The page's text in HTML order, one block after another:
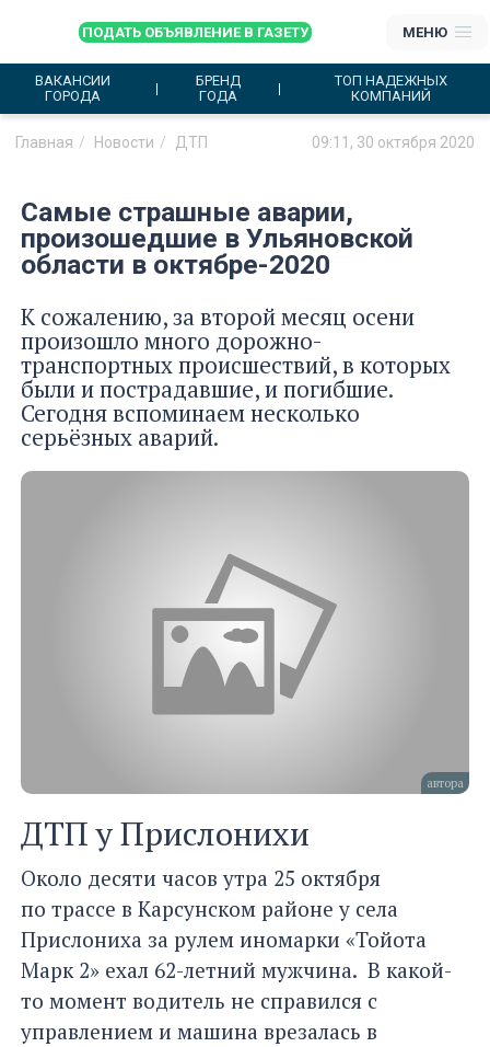
ПОДАТЬ ОБЪЯВЛЕНИЕ В ГАЗЕТУ МЕНЮ
ВАКАНСИИ
ГОРОДА
БРЕНД
ГОДА
ТОП НАДЕЖНЫХ
КОМПАНИЙ
Главная Новости ДТП 09:11, 30 октября 2020
Самые страшные аварии,
произошедшие в Ульяновской
области в октябре-2020
К сожалению, за второй месяц осени
произошло много дорожно-
транспортных происшествий, в которых
были и пострадавшие, и погибшие.
Сегодня вспоминаем несколько
серьёзных аварий.
автора
ДТП у Прислонихи
Около десяти часов утра 25 октября
по трассе в Карсунском районе у села
Прислониха за рулем иномарки «Тойота
Марк 2» ехал 62-летний мужчина. В какой-
то момент водитель не справился с
управлением и машина врезалась в